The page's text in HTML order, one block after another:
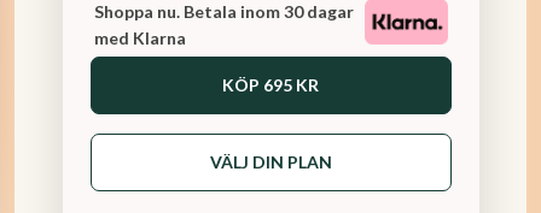
Shoppa nu. Betala inom 30 dagar
med Klarna
KÖP 695 KR
VÄLJ DIN PLAN